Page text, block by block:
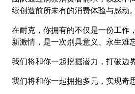
续创造前所未有的消费体验与感动。
在耐克，你拥有的不仅是一份工作
新激情，是一次别具意义、永生难
我们将和你一起挖掘潜力，打破边
我们将和你一起拥抱多元，实现奇